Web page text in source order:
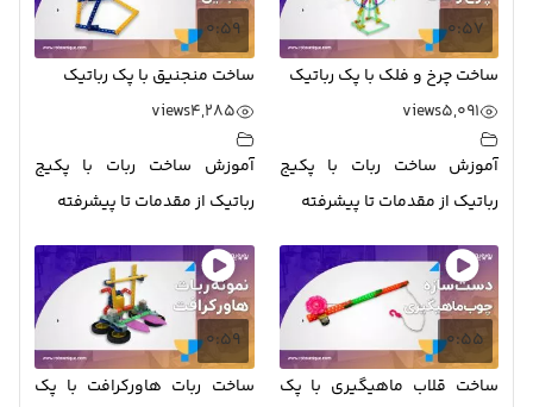
0:57
ساخت چرخ و فلک با پک رباتیک
5,091
views
آموزش ساخت ربات با پکیج
رباتیک از مقدمات تا پیشرفته
0:59
ساخت منجنیق با پک رباتیک
4,285
views
آموزش ساخت ربات با پکیج
رباتیک از مقدمات تا پیشرفته
0:55
ساخت قلاب ماهیگیری با پک
0:59
ساخت ربات هاورکرافت با پک